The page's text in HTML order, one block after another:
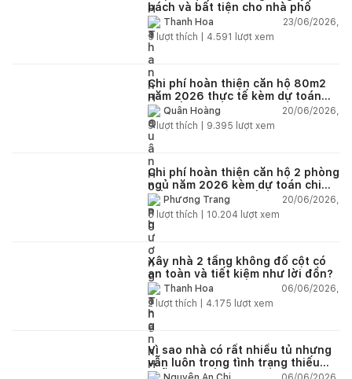
bách và bất tiện cho nhà phố
Thanh Hoa
23/06/2026,
5 lượt thích | 4.591 lượt xem
Chi phí hoàn thiện căn hộ 80m2
năm 2026 thực tế kèm dự toán
chi tiết từng hạng mục
Quân Hoàng
20/06/2026,
9lượt thích | 9.395 lượt xem
Chi phí hoàn thiện căn hộ 2 phòng
ngủ năm 2026 kèm dự toán chi
tiết và ví dụ thực tế
Phương Trang
20/06/2026,
5 lượt thích | 10.204 lượt xem
Xây nhà 2 tầng không đổ cột có
an toàn và tiết kiệm như lời đồn?
Thanh Hoa
06/06/2026,
2lượt thích | 4.175 lượt xem
Vì sao nhà có rất nhiều tủ nhưng
vẫn luôn trong tình trạng thiếu
chỗ chứa đồ?